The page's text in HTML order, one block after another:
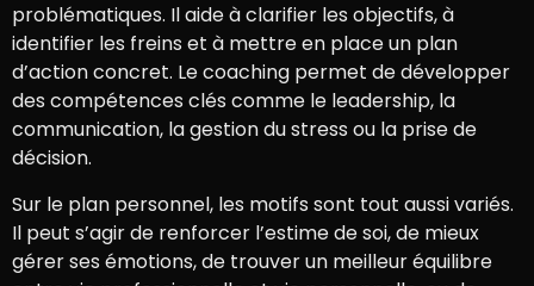
problématiques. Il aide à clarifier les objectifs, à
identifier les freins et à mettre en place un plan
d’action concret. Le coaching permet de développer
des compétences clés comme le leadership, la
communication, la gestion du stress ou la prise de
décision.
Sur le plan personnel, les motifs sont tout aussi variés.
Il peut s’agir de renforcer l’estime de soi, de mieux
gérer ses émotions, de trouver un meilleur équilibre